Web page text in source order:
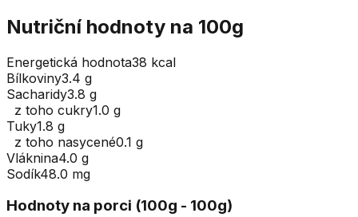
Nutriční hodnoty na 100g
Energetická hodnota38 kcal
Bílkoviny3.4 g
Sacharidy3.8 g
z toho cukry1.0 g
Tuky1.8 g
z toho nasycené0.1 g
Vláknina4.0 g
Sodík48.0 mg
Hodnoty na porci (100g - 100g)